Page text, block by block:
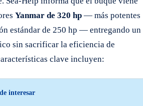
Yanmar de 320 hp — más potentes
estándar de 250 hp — entregando un
sin sacrificar la eficiencia de
clave incluyen:
interesar